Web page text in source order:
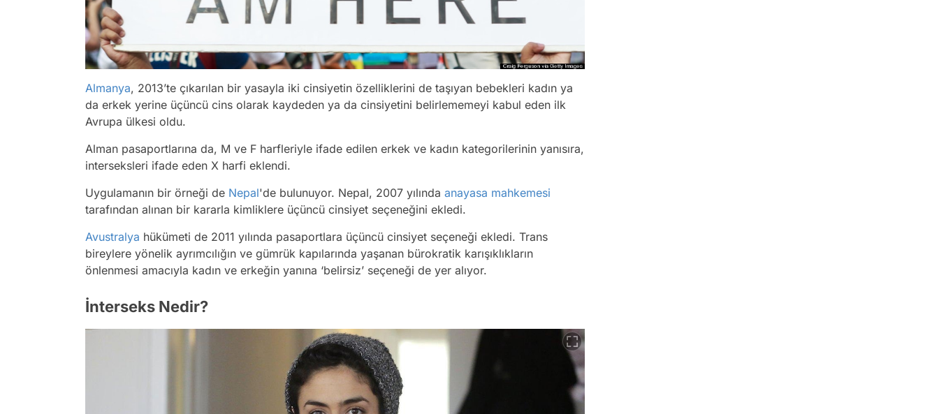
Almanya, 2013’te çıkarılan bir yasayla iki cinsiyetin özelliklerini de taşıyan bebekleri kadın ya
da erkek yerine üçüncü cins olarak kaydeden ya da cinsiyetini belirlememeyi kabul eden ilk
Avrupa ülkesi oldu.
Alman pasaportlarına da, M ve F harfleriyle ifade edilen erkek ve kadın kategorilerinin yanısıra,
interseksleri ifade eden X harfi eklendi.
Uygulamanın bir örneği de Nepal'de bulunuyor. Nepal, 2007 yılında anayasa mahkemesi
tarafından alınan bir kararla kimliklere üçüncü cinsiyet seçeneğini ekledi.
Avustralya hükümeti de 2011 yılında pasaportlara üçüncü cinsiyet seçeneği ekledi. Trans
bireylere yönelik ayrımcılığın ve gümrük kapılarında yaşanan bürokratik karışıklıkların
önlenmesi amacıyla kadın ve erkeğin yanına ‘belirsiz’ seçeneği de yer alıyor.
İnterseks Nedir?